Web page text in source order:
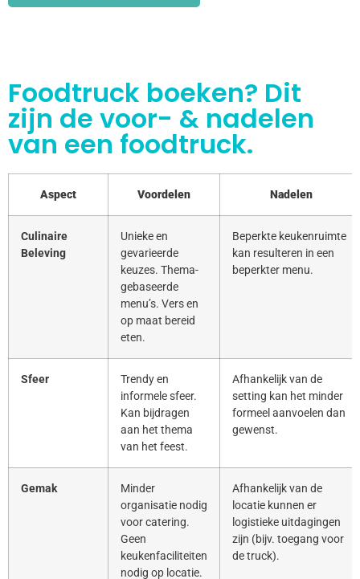
Foodtruck boeken? Dit
zijn de voor- & nadelen
van een foodtruck.
Aspect Voordelen Nadelen
Culinaire
Beleving
Unieke en
gevarieerde
keuzes. Thema-
gebaseerde
menu’s. Vers en
op maat bereid
eten.
Beperkte keukenruimte
kan resulteren in een
beperkter menu.
Sfeer
Trendy en
informele sfeer.
Kan bijdragen
aan het thema
van het feest.
Afhankelijk van de
setting kan het minder
formeel aanvoelen dan
gewenst.
Gemak
Minder
organisatie nodig
voor catering.
Geen
keukenfaciliteiten
nodig op locatie.
Afhankelijk van de
locatie kunnen er
logistieke uitdagingen
zijn (bijv. toegang voor
de truck).